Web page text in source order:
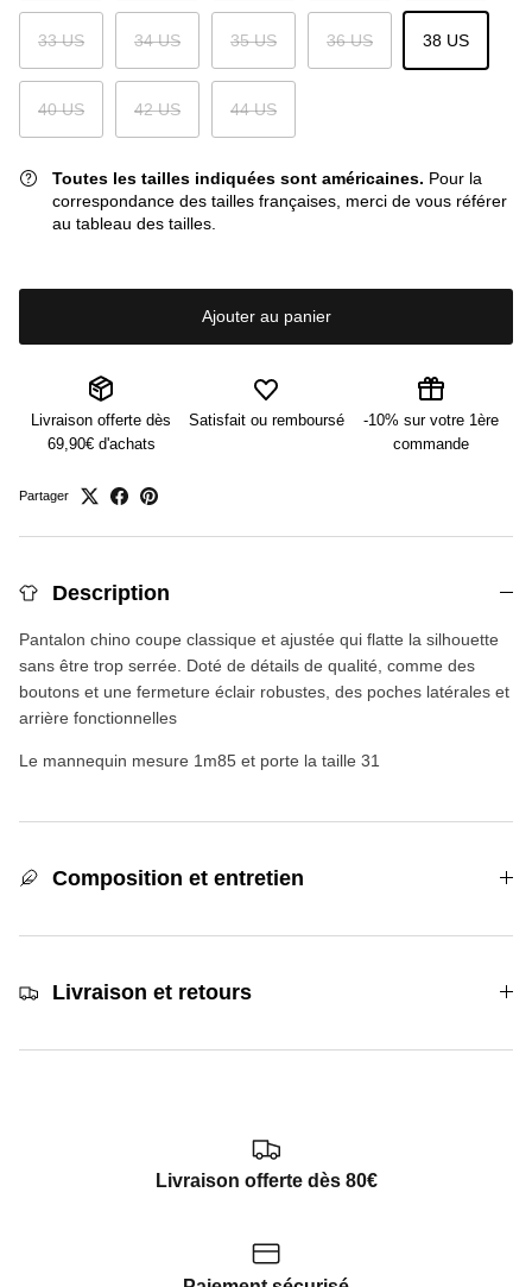
33 US 34 US 35 US 36 US 38 US
40 US 42 US 44 US
Toutes les tailles indiquées sont américaines. Pour la
correspondance des tailles françaises, merci de vous référer
au tableau des tailles.
Ajouter au panier
Livraison offerte dès
69,90€ d'achats
Satisfait ou remboursé
-10% sur votre 1ère
commande
Partager
Description
Pantalon chino coupe classique et ajustée qui flatte la silhouette
sans être trop serrée. Doté de détails de qualité, comme des
boutons et une fermeture éclair robustes, des poches latérales et
arrière fonctionnelles
Le mannequin mesure 1m85 et porte la taille 31
Composition et entretien
Livraison et retours
Livraison offerte dès 80€